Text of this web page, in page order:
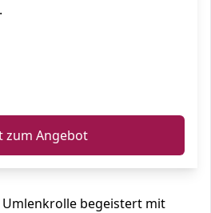
zum Angebot
begeistert mit